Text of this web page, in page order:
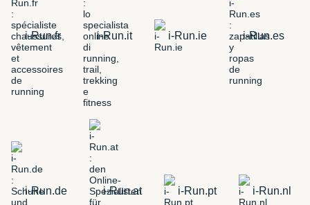
i-Run.fr i-Run.it i-Run.ie i-Run.es
i-Run.de i-Run.at i-Run.pt i-Run.nl